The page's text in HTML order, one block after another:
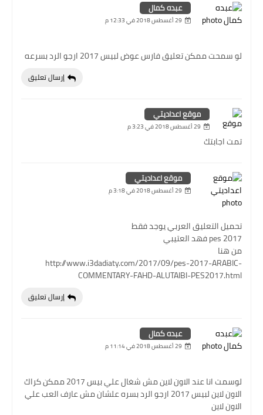
عبده كمال
29 أغسطس 2018 في 12:33 م
لو سمحت ممكن تعليق فارس عوض لبيس 2017 ارجو الرد بسرعه
إرسال تعليق
موقع اعداديتي
29 أغسطس 2018 في 3:23 م
تمت اجابتك
موقع اعداديتي
29 أغسطس 2018 في 3:18 م
تحميل التعليق العربي يوجد فقط
pes 2017 فهد العتيبي
من هنا
http://www.i3dadiaty.com/2017/09/pes-2017-ARABIC-
COMMENTARY-FAHD-ALUTAIBI-PES2017.html
إرسال تعليق
عبده كمال
29 أغسطس 2018 في 11:14 م
لوسمت انا عند الاون لاين مش شغال علي بيس 2017 ممكن كراك
الاون لاين لبيس 2017 ارجو الرد بسره علشان مش عارف العب علي
الاون لاين